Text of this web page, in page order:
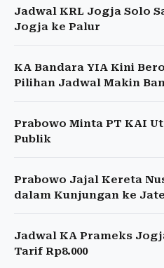
Jadwal KRL Jogja Solo
Jogja ke Palur
KA Bandara YIA Kini
Pilihan Jadwal Makin
Prabowo Minta PT KAI
Publik
Prabowo Jajal Kereta
dalam Kunjungan ke
Jadwal KA Prameks
Tarif Rp8.000